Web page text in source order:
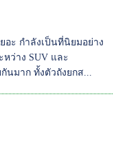
ะ กำลังเป็นที่นิยมอย่าง
ว่าง SUV และ
นมาก ทั้งตัวถังยกส...